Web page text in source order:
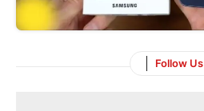
Follow Us